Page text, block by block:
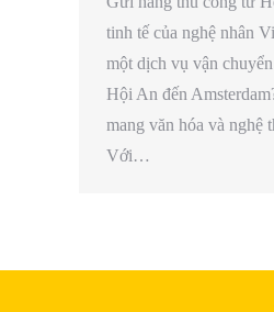
tinh tế của nghệ nhân
một dịch vụ vận
Hội An đến
mang văn hóa và nghệ
Với…